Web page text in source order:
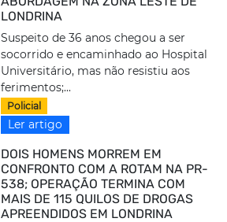
LONDRINA
Suspeito de 36 anos chegou a ser
socorrido e encaminhado ao Hospital
Universitário, mas não resistiu aos
ferimentos;...
Policial
Ler artigo
DOIS HOMENS MORREM EM
CONFRONTO COM A ROTAM NA PR-
538; OPERAÇÃO TERMINA COM
MAIS DE 115 QUILOS DE DROGAS
APREENDIDOS EM LONDRINA